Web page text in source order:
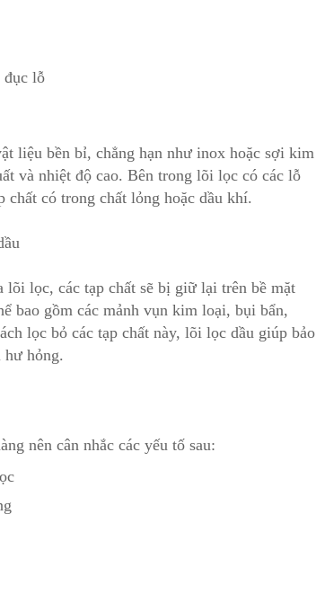
lỗ
liệu bền bỉ, chẳng hạn như inox hoặc sợi kim
và nhiệt độ cao. Bên trong lõi lọc có các lỗ
chất có trong chất lỏng hoặc dầu khí.
lõi lọc, các tạp chất sẽ bị giữ lại trên bề mặt
bao gồm các mảnh vụn kim loại, bụi bẩn,
lọc bỏ các tạp chất này, lõi lọc dầu giúp bảo
hỏng.
nên cân nhắc các yếu tố sau: